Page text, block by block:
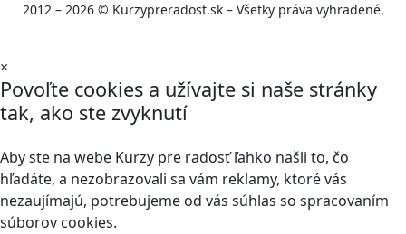
2012 – 2026 © Kurzypreradost.sk – Všetky práva vyhradené.
×
Povoľte cookies a užívajte si naše stránky
tak, ako ste zvyknutí
Aby ste na webe Kurzy pre radosť ľahko našli to, čo
hľadáte, a nezobrazovali sa vám reklamy, ktoré vás
nezaujímajú, potrebujeme od vás súhlas so spracovaním
súborov cookies.